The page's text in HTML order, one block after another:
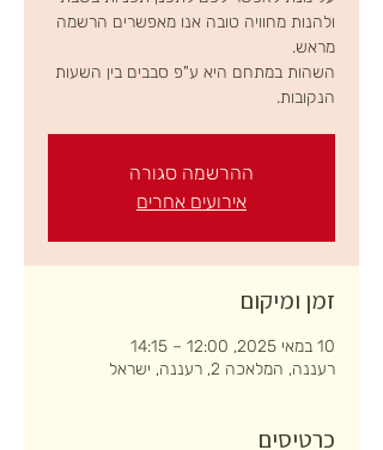
ולהנות מחוויה טובה אנו מאפשרים הרשמה
השהות במתחם היא ע"פ סבבים בין השעות
הנקובות.
ההרשמה סגורה
אירועים אחרים
זמן ומיקום
10 במאי 2025, 12:00 – 14:15
רעננה, המלאכה 2, רעננה, ישראל
כרטיסים